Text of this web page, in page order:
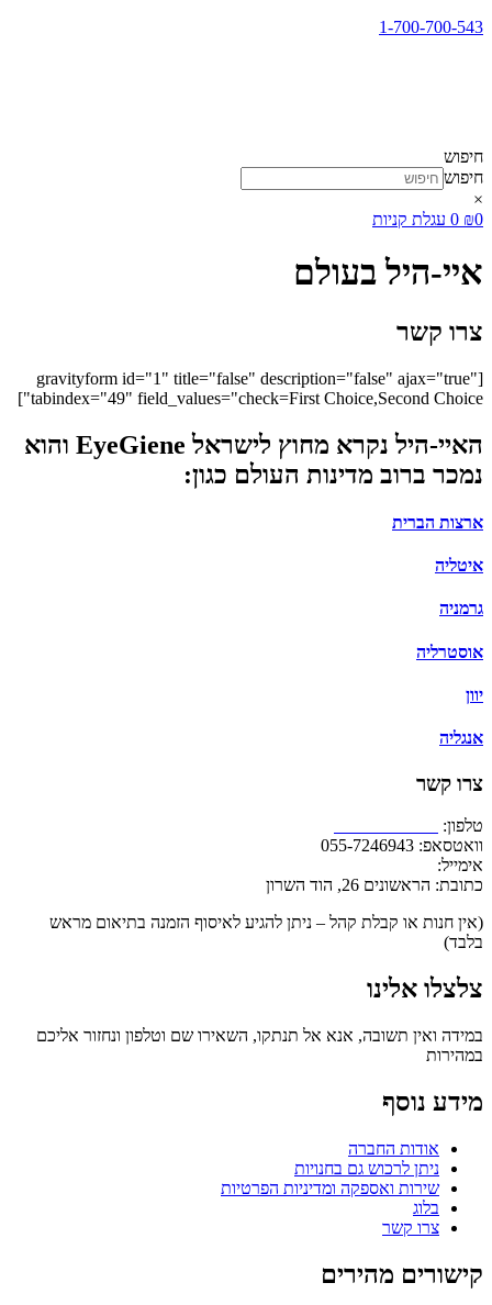
1-700-700-543
חיפוש
חיפוש
×
₪0
0 עגלת קניות
איי-היל בעולם
צרו קשר
[gravityform id="1" title="false" description="false" ajax="true"
tabindex="49" field_values="check=First Choice,Second Choice"]
האיי-היל נקרא מחוץ לישראל EyeGiene והוא
נמכר ברוב מדינות העולם כגון:
ארצות הברית
איטליה
גרמניה
אוסטרליה
יוון
אנגליה
צרו קשר
טלפון:
וואטסאפ: 055-7246943
אימייל:
כתובת: הראשונים 26, הוד השרון
(אין חנות או קבלת קהל – ניתן להגיע לאיסוף הזמנה בתיאום מראש
בלבד)
צלצלו אלינו
במידה ואין תשובה, אנא אל תנתקו, השאירו שם וטלפון ונחזור אליכם
במהירות
מידע נוסף
אודות החברה
ניתן לרכוש גם בחנויות
שירות ואספקה ומדיניות הפרטיות
בלוג
צרו קשר
קישורים מהירים